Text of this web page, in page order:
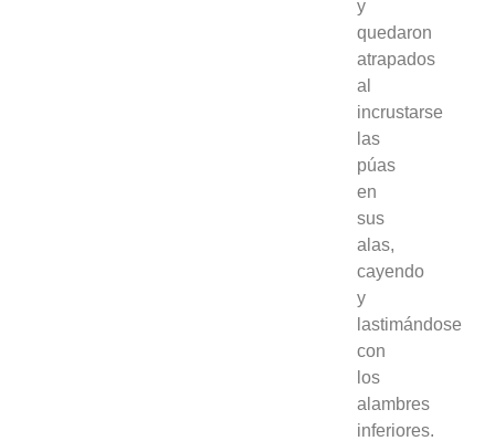
y
quedaron
atrapados
al
incrustarse
las
púas
en
sus
alas,
cayendo
y
lastimándose
con
los
alambres
inferiores.